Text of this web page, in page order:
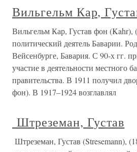
Вильгельм Кар,
Вильгельм Кар, Густав фон (Kahr),
политический деятель Баварии.
Вейсенбурге, Бавария. С 90-х гг.
участие в деятельности местного
правительства. В 1911 получил
фон). В 1917–1924 возглавлял
Штреземан, Густав
Штреземан, Густав (Stresemann),